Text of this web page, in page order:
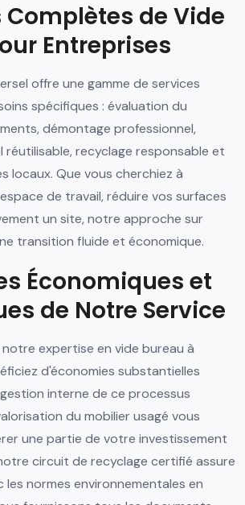
de Vide
Entreprises
offre une gamme de services
spécifiques : évaluation du
démontage professionnel,
recyclage responsable et
locaux. Que vous cherchiez à
de travail, réduire vos surfaces
un site, notre approche sur
transition fluide et économique.
Économiques et
de Notre Service
expertise en vide bureau à
d'économies substantielles
interne de ce processus
du mobilier usagé vous
une partie de votre investissement
circuit de recyclage certifié assure
normes environnementales en